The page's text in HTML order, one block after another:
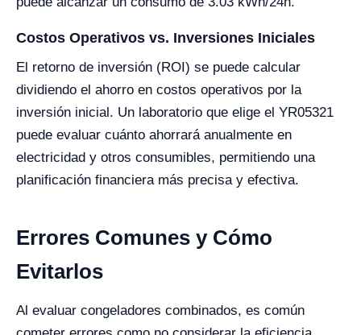
Costos Operativos vs. Inversiones Iniciales
El retorno de inversión (ROI) se puede calcular
dividiendo el ahorro en costos operativos por la
inversión inicial. Un laboratorio que elige el YR05321
puede evaluar cuánto ahorrará anualmente en
electricidad y otros consumibles, permitiendo una
planificación financiera más precisa y efectiva.
Errores Comunes y Cómo
Evitarlos
Al evaluar congeladores combinados, es común